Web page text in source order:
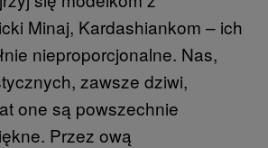
Minaj, Kardashiankom – ich
nieproporcjonalne. Nas,
zawsze dziwi,
one są powszechnie
Przez ową